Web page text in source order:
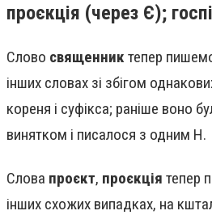
проєкція (через Є);
Слово священник тепер
інших словах зі збігом
кореня і суфікса; раніше воно
винятком і писалося з одним Н.
Слова проєкт, проєкція тепер
інших схожих випадках, на